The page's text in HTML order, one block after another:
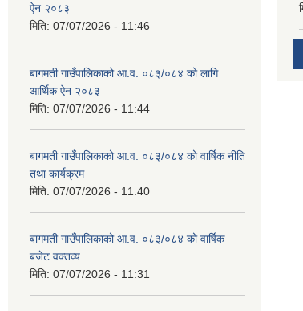
ऐन २०८३
मिति: 07/07/2026 - 11:46
बागमती गाउँपालिकाको आ.व. ०८३/०८४ को लागि
आर्थिक ऐन २०८३
मिति: 07/07/2026 - 11:44
बागमती गाउँपालिकाको आ.व. ०८३/०८४ को वार्षिक नीति
तथा कार्यक्रम
मिति: 07/07/2026 - 11:40
बागमती गाउँपालिकाको आ.व. ०८३/०८४ को वार्षिक
बजेट वक्तव्य
मिति: 07/07/2026 - 11:31